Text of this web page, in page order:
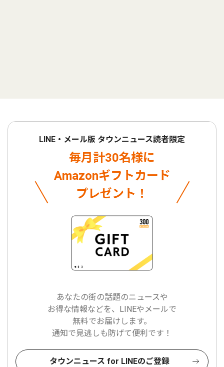
LINE・メール版 タウンニュース読者限定
毎月計30名様に
Amazonギフトカード
プレゼント！
あなたの街の話題のニュースや
お得な情報などを、LINEやメールで
無料でお届けします。
通知で見逃しも防げて便利です！
タウンニュース for LINEのご登録